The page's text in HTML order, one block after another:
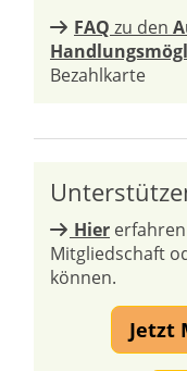
FAQ zu den
Bezahlkarte
Hier
Mitgliedschaft
können.
Jetzt